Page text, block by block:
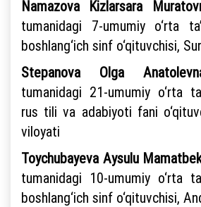
Namazova Kizlarsara
tumanidagi 7-umumiy o‘rta
boshlang‘ich sinf o‘qituvchisi,
Stepanova Olga
tumanidagi 21-umumiy o‘rta
rus tili va adabiyoti fani
viloyati
Toychubayeva Aysulu
tumanidagi 10-umumiy o‘rta
boshlang‘ich sinf o‘qituvchisi,